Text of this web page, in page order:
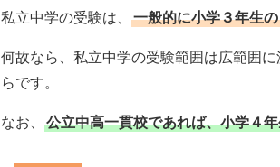
私立中学の受験は、 一般的に小学３年生
何故なら、私立中学の受験範囲は広範囲
らです。
なお、 公立中高一貫校であれば、小学４